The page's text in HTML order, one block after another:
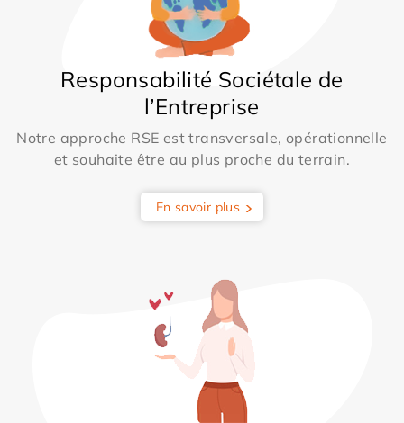
Responsabilité Sociétale de
l’Entreprise
Notre approche RSE est transversale, opérationnelle
et souhaite être au plus proche du terrain.
En savoir plus